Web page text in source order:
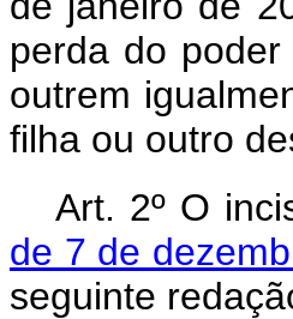
perda do
outrem
filha ou outro
Art. 2º O
de 7 de
seguinte